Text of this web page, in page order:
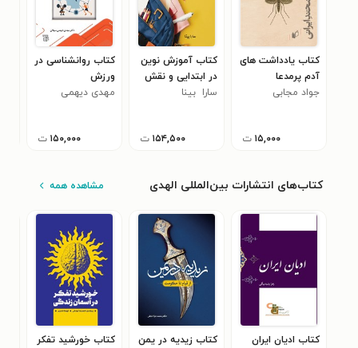
کتاب یادداشت های
آدم پرمدعا
جواد مجابی
۱۵,۰۰۰ ت
کتاب آموزش ‌نوین
‌در ‌ابتدایی ‌و ‌نقش
‌معلم
سارا ‏ ‏بینا
۱۵۴,۵۰۰ ت
کتاب روانشناسی در
ورزش
مهدی دیهمی
۱۵۰,۰۰۰ ت
کتاب‌های انتشارات بین‌المللی الهدی مشاهده همه
کتاب ادیان ایران
کتاب زیدیه در یمن
کتاب خورشید تفکر